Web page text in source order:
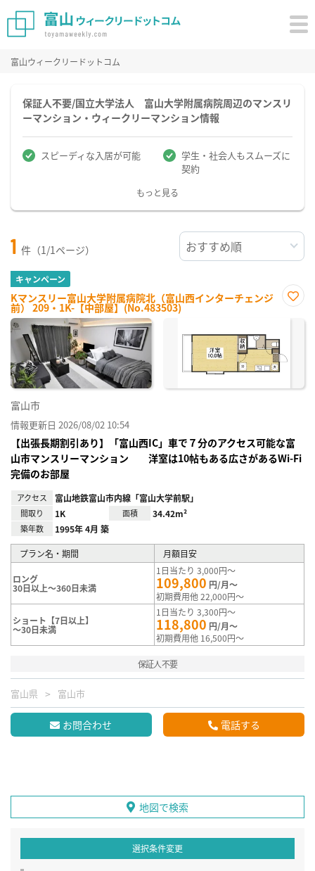
富山ウィークリードットコム
保証人不要/国立大学法人 富山大学附属病院周辺のマンスリ
ーマンション・ウィークリーマンション情報
スピーディな入居が可能
学生・社会人もスムーズに
契約
もっと見る
1 件（1/1ページ）
キャンペーン
Kマンスリー富山大学附属病院北（富山西インターチェンジ
前） 209・1K-【中部屋】(No.483503)
に入
富山市
情報更新日 2026/08/02 10:54
【出張長期割引あり】「富山西IC」車で７分のアクセス可能な富
山市マンスリーマンション 洋室は10帖もある広さがあるWi-Fi
完備のお部屋
アクセス 富山地鉄富山市内線「富山大学前駅」
間取り 1K 面積 34.42m²
築年数 1995年 4月 築
プラン名・期間 月額目安
ロング
30日以上～360日未満
1日当たり 3,000円～
109,800 円/月～
初期費用他 22,000円～
ショート【7日以上】
～30日未満
1日当たり 3,300円～
118,800 円/月～
初期費用他 16,500円～
保証人不要
富山県 富山市
お問合わせ 電話する
地図で検索
選択条件変更